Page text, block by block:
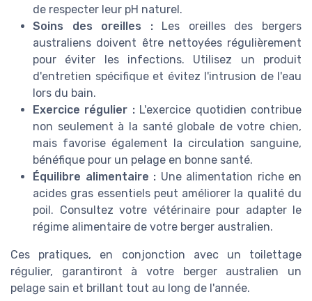
de respecter leur pH naturel.
Soins des oreilles :Les oreilles des bergers
australiens doivent être nettoyées régulièrement
pour éviter les infections. Utilisez un produit
d'entretien spécifique et évitez l'intrusion de l'eau
lors du bain.
Exercice régulier :L'exercice quotidien contribue
non seulement à la santé globale de votre chien,
mais favorise également la circulation sanguine,
bénéfique pour un pelage en bonne santé.
Équilibre alimentaire : Une alimentation riche en
acides gras essentiels peut améliorer la qualité du
poil. Consultez votre vétérinaire pour adapter le
régime alimentaire de votre berger australien.
Ces pratiques, en conjonction avec un toilettage
régulier, garantiront à votre berger australien un
pelage sain et brillant tout au long de l'année.